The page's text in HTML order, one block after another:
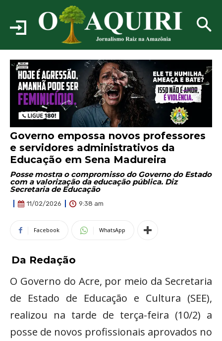
Governo empossa novos professores
e servidores administrativos da
Educação em Sena Madureira
Posse mostra o compromisso do Governo do Estado
com a valorização da educação pública. Diz
Secretaria de Educação
11/02/2026 9:38 am
Facebook WhatsApp
Da Redação
O Governo do Acre, por meio da Secretaria
de Estado de Educação e Cultura (SEE),
realizou na tarde de terça-feira (10/2) a
posse de novos profissionais aprovados no